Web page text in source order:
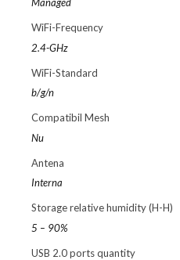
WiFi-Frequency
2.4-GHz
WiFi-Standard
b/g/n
Compatibil Mesh
Nu
Antena
Interna
Storage relative humidity (H-H)
5 – 90%
USB 2.0 ports quantity